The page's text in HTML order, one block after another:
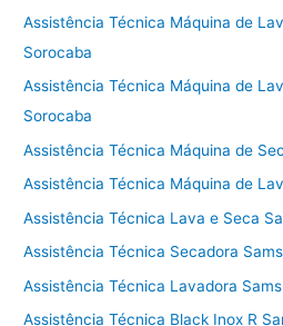
Assistência Técnica Máquina de
Sorocaba
Assistência Técnica Máquina de
Sorocaba
Assistência Técnica Máquina de
Assistência Técnica Máquina de
Assistência Técnica Lava e Seca
Assistência Técnica Secadora
Assistência Técnica Lavadora
Assistência Técnica Black Inox R